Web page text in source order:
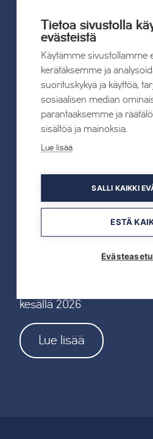
22.07.2026
suomalaiselle arjelle
Lue lisää
TAHKOcom palkittiin
Lue lisää
kesällä 2026
Lue lisää
Tietoa sivustolla
evästeistä
Käytämme sivustollamme
kerätäksemme ja
suorituskykyä ja käyttöä,
sosiaalisen median
parantaaksemme ja
sisältöä ja mainoksia.
Lue lisää
SALLI KAIKKI
ESTÄ